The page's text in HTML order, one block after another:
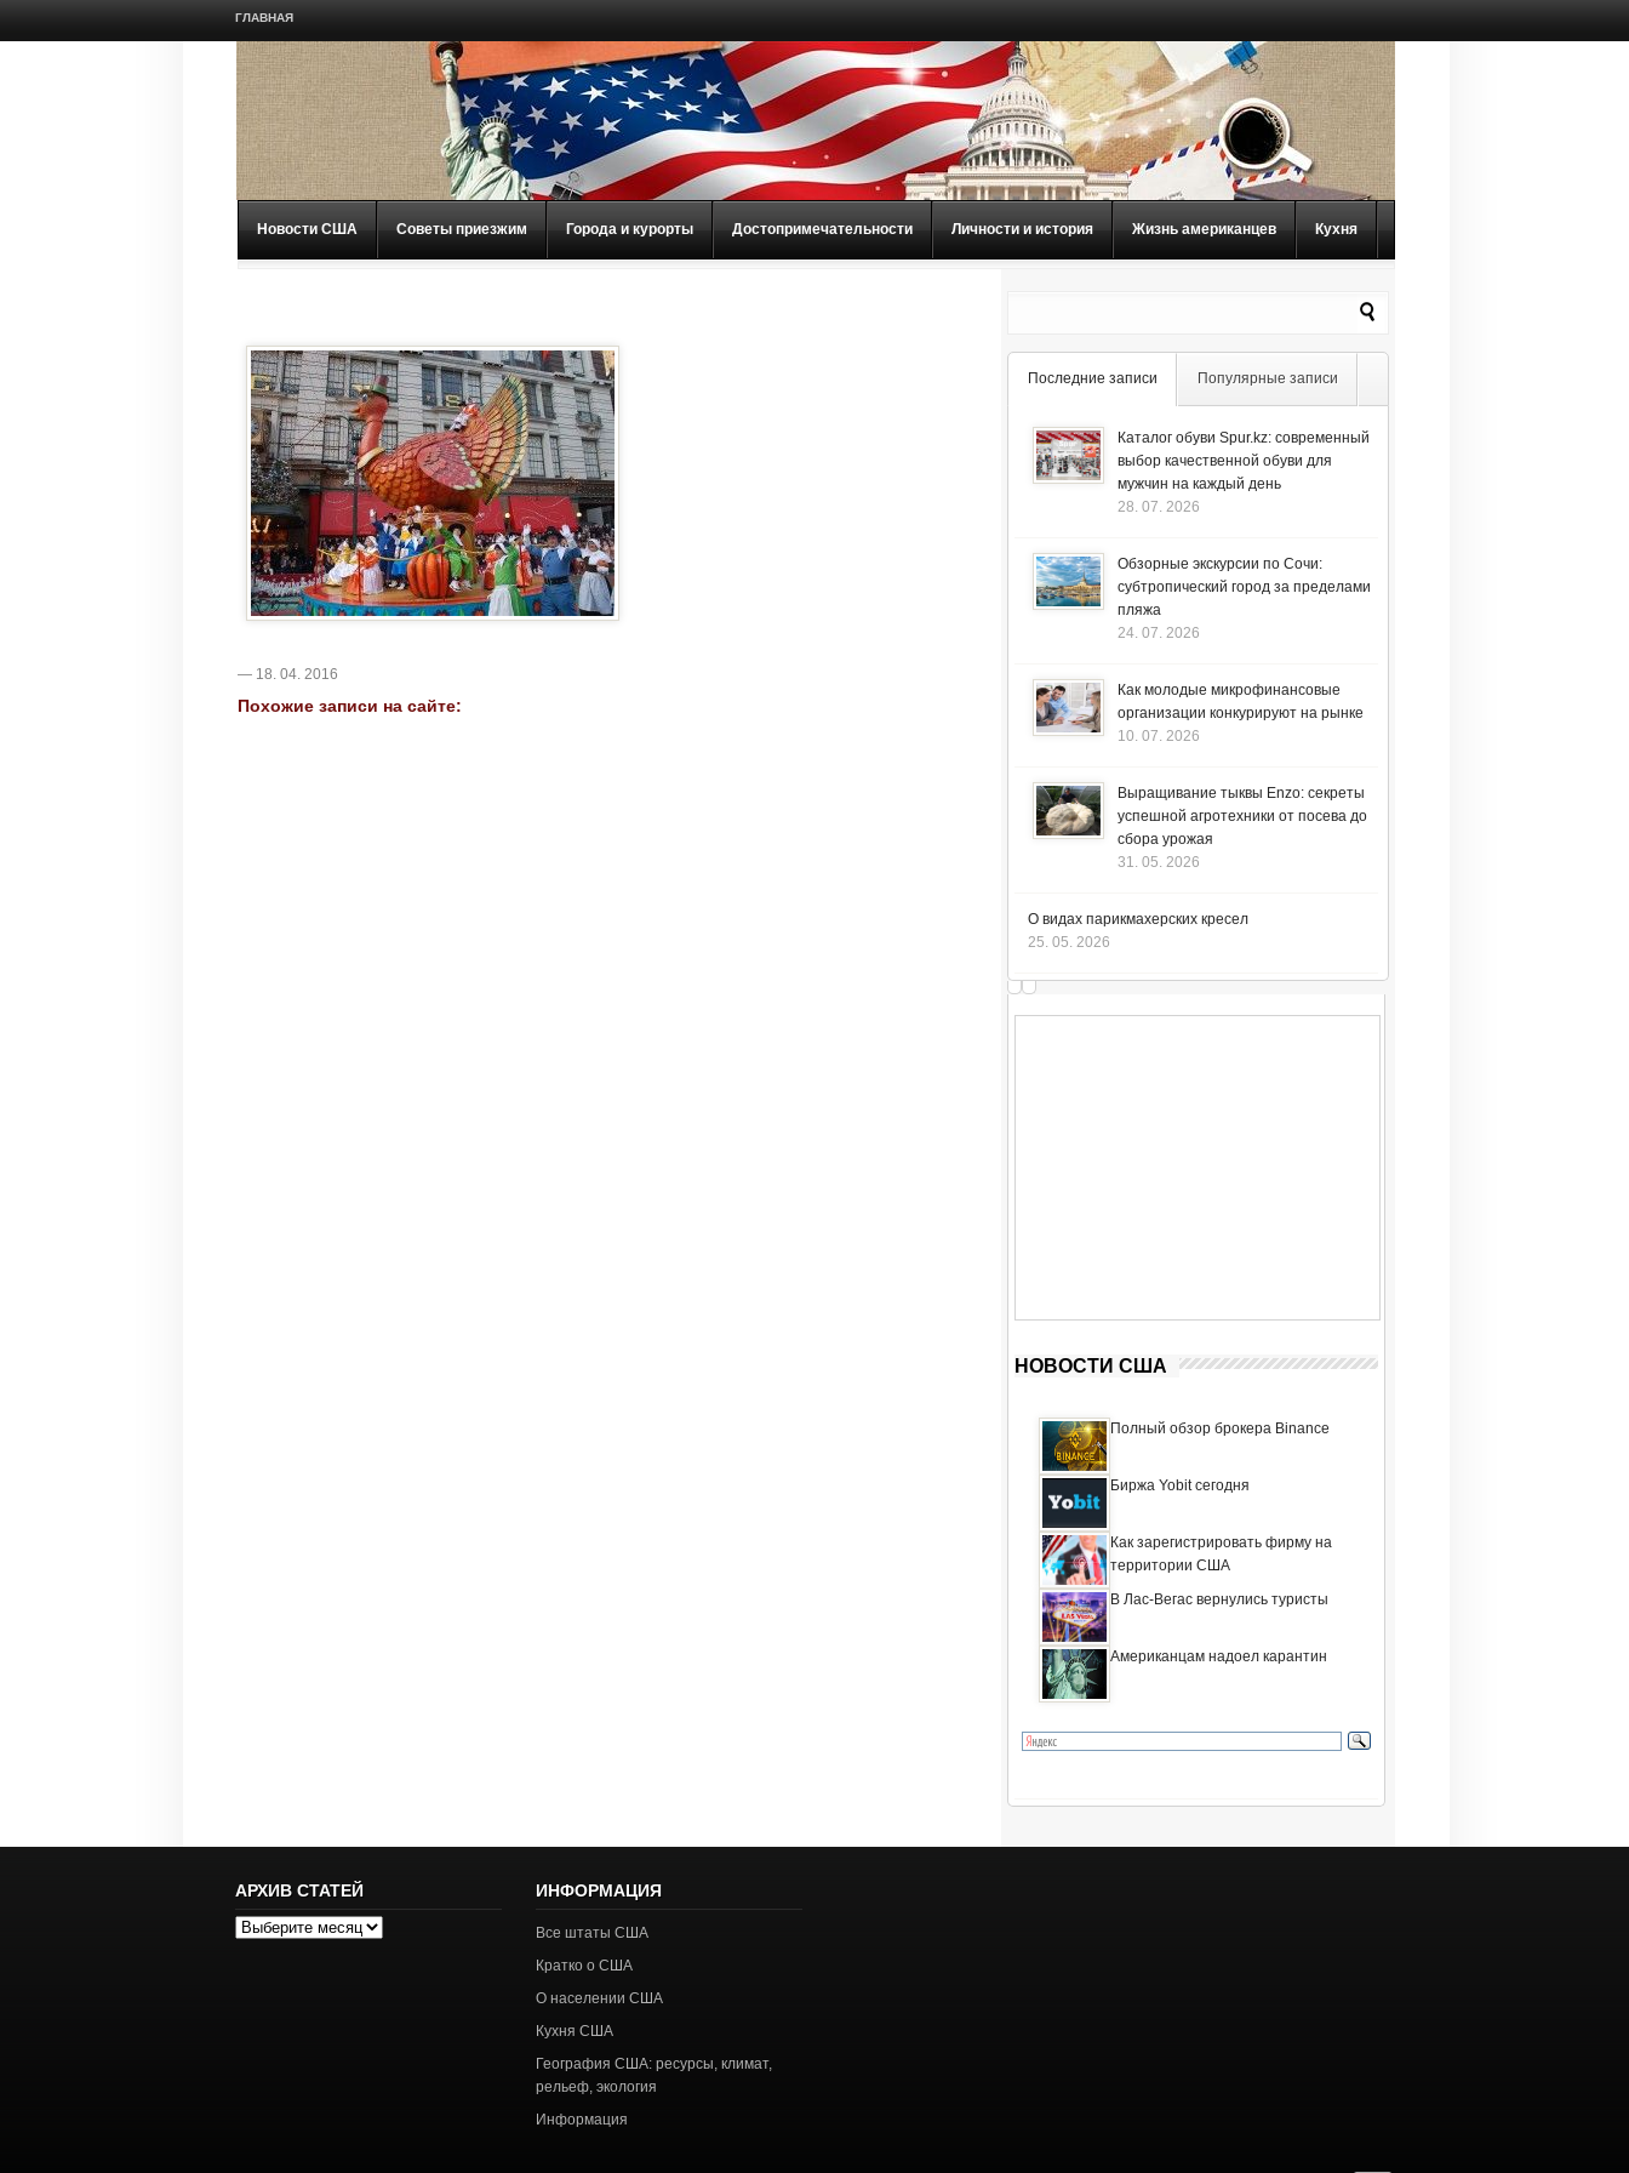
ГЛАВНАЯ
Новости США Советы приезжим Города и курорты Достопримечательности Личности и история Жизнь американцев Кухня
— 18. 04. 2016
Похожие записи на сайте:
Последние записи Популярные записи
Каталог обуви Spur.kz: современный
выбор качественной обуви для
мужчин на каждый день
28. 07. 2026
Обзорные экскурсии по Сочи:
субтропический город за пределами
пляжа
24. 07. 2026
Как молодые микрофинансовые
организации конкурируют на рынке
10. 07. 2026
Выращивание тыквы Enzo: секреты
успешной агротехники от посева до
сбора урожая
31. 05. 2026
О видах парикмахерских кресел
25. 05. 2026
НОВОСТИ США
Полный обзор брокера Binance
Биржа Yobit сегодня
Как зарегистрировать фирму на
территории США
В Лас-Вегас вернулись туристы
Американцам надоел карантин
АРХИВ СТАТЕЙ
Архив
ИНФОРМАЦИЯ
Все штаты США
Кратко о США
О населении США
Кухня США
География США: ресурсы, климат,
рельеф, экология
Информация